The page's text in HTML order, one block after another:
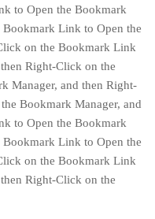
to Open the Bookmark
Link to Open the
on the Bookmark Link
Right-Click on the
Manager, and then Right-
Bookmark Manager, and
to Open the Bookmark
Link to Open the
on the Bookmark Link
Right-Click on the